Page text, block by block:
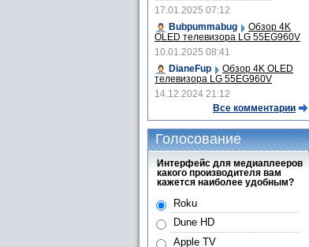
17.01.2025 07:12
Bubpummabug
Обзор 4K
OLED телевизора LG 55EG960V
10.01.2025 08:41
DianeFup
Обзор 4K OLED
телевизора LG 55EG960V
14.12.2024 21:12
Все комментарии
Голосование
Интерфейс для медиаплееров
какого производителя вам
кажется наиболее удобным?
Roku
Dune HD
Apple TV